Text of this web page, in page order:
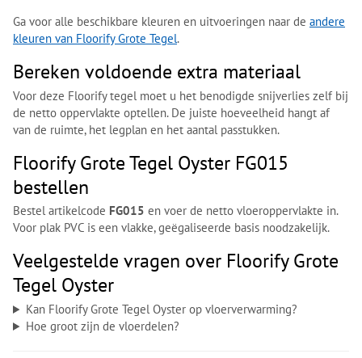
Ga voor alle beschikbare kleuren en uitvoeringen naar de andere
kleuren van Floorify Grote Tegel.
Bereken voldoende extra materiaal
Voor deze Floorify tegel moet u het benodigde snijverlies zelf bij
de netto oppervlakte optellen. De juiste hoeveelheid hangt af
van de ruimte, het legplan en het aantal passtukken.
Floorify Grote Tegel Oyster FG015
bestellen
Bestel artikelcode FG015 en voer de netto vloeroppervlakte in.
Voor plak PVC is een vlakke, geëgaliseerde basis noodzakelijk.
Veelgestelde vragen over Floorify Grote
Tegel Oyster
Kan Floorify Grote Tegel Oyster op vloerverwarming?
Hoe groot zijn de vloerdelen?